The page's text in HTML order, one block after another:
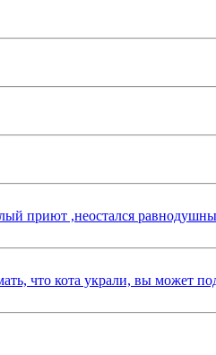
приют ,неостался
что кота украли, вы может